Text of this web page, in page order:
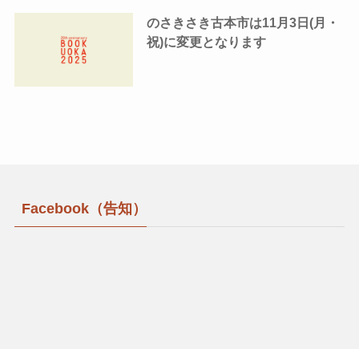
のさきさき古本市は11月3日(月・
祝)に変更となります
Facebook（告知）